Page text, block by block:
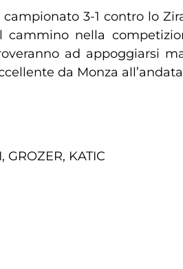
3-1 contro lo
nella
ad appoggiarsi
da Monza
KATIC